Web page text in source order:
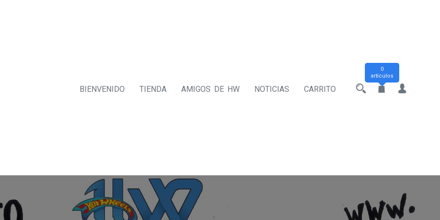
BIENVENIDO TIENDA AMIGOS DE HW NOTICIAS CARRITO
0
artículos